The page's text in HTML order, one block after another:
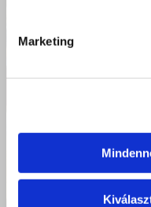
Marketing